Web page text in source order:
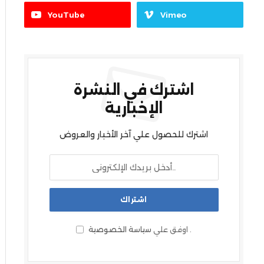
YouTube Vimeo
اشترك في النشرة
الإخبارية
اشترك للحصول علي آخر الأخبار والعروض
اوفق علي سياسة الخصوصية .